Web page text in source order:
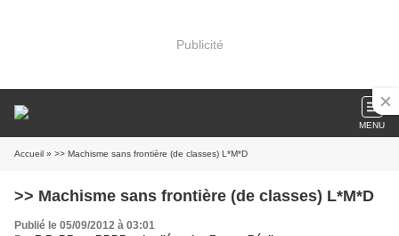
Publicité
MENU
Accueil » >> Machisme sans frontière (de classes) L*M*D
>> Machisme sans frontière (de classes) L*M*D
Publié le 05/09/2012 à 03:01